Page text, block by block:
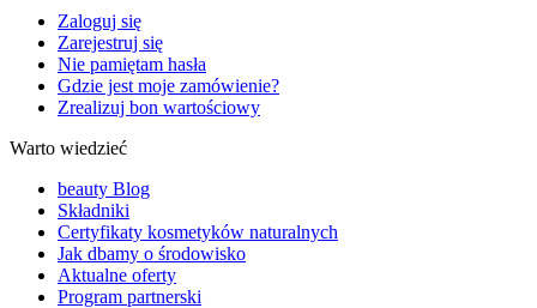
Zaloguj się
Zarejestruj się
Nie pamiętam hasła
Gdzie jest moje zamówienie?
Zrealizuj bon wartościowy
Warto wiedzieć
beauty Blog
Składniki
Certyfikaty kosmetyków naturalnych
Jak dbamy o środowisko
Aktualne oferty
Program partnerski